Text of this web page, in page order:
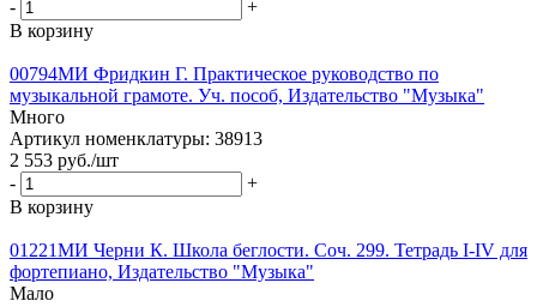
-
+
В корзину
00794МИ Фридкин Г. Практическое руководство по
музыкальной грамоте. Уч. пособ, Издательство "Музыка"
Много
Артикул номенклатуры: 38913
2 553 руб./шт
-
+
В корзину
01221МИ Черни К. Школа беглости. Соч. 299. Тетрадь I-IV для
фортепиано, Издательство "Музыка"
Мало